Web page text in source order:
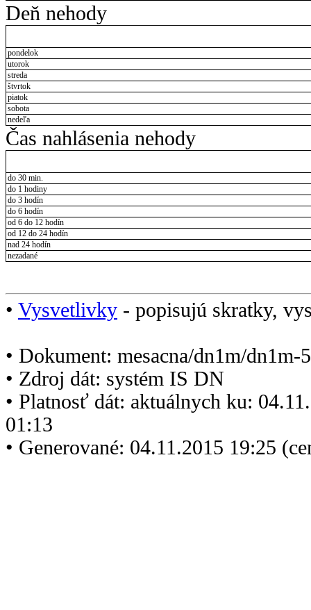
Deň nehody
pondelok
utorok
streda
štvrtok
piatok
sobota
nedeľa
Čas nahlásenia nehody
do 30 min.
do 1 hodiny
do 3 hodín
do 6 hodín
od 6 do 12 hodín
od 12 do 24 hodín
nad 24 hodín
nezadané
• Vysvetlivky - popisujú skratky,
• Dokument: mesacna/dn1m/dn1m-
• Zdroj dát: systém IS DN
• Platnosť dát: aktuálnych ku:
01:13
• Generované: 04.11.2015 19:25